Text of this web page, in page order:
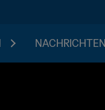
NACHRICHTEN